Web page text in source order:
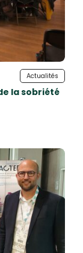
Actualités
la sobriété